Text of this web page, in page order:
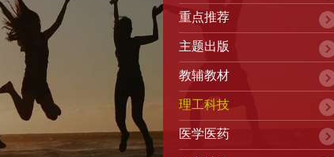
重点推荐
主题出版
教辅教材
理工科技
医学医药